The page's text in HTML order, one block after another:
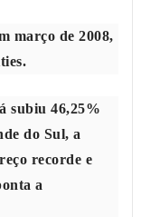
março de 2008,
subiu 46,25%
do Sul, a
recorde e
a